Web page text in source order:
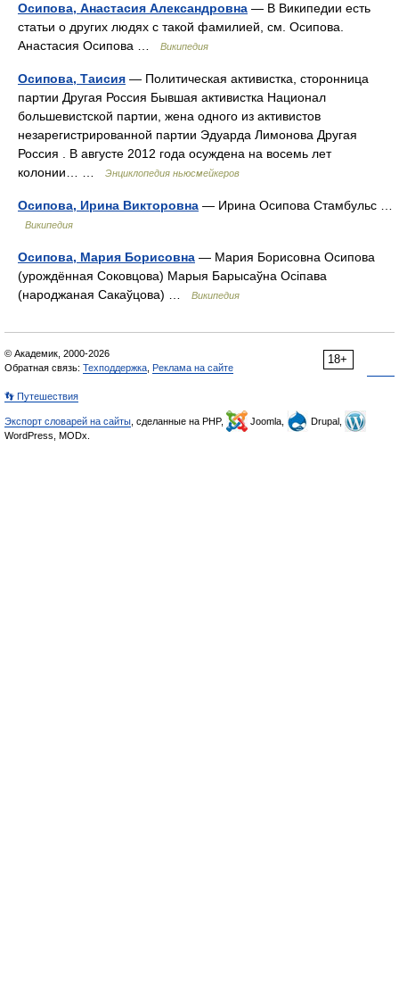
Осипова, Анастасия Александровна — В Википедии есть
статьи о других людях с такой фамилией, см. Осипова.
Анастасия Осипова …
Википедия
Осипова, Таисия — Политическая активистка, сторонница
партии Другая Россия Бывшая активистка Национал
большевистской партии, жена одного из активистов
незарегистрированной партии Эдуарда Лимонова Другая
Россия . В августе 2012 года осуждена на восемь лет
колонии… …
Энциклопедия ньюсмейкеров
Осипова, Ирина Викторовна — Ирина Осипова Стамбульс …
Википедия
Осипова, Мария Борисовна — Мария Борисовна Осипова
(урождённая Соковцова) Марыя Барысаўна Осiпава
(народжаная Сакаўцова) …
Википедия
18+
© Академик, 2000-2026
Обратная связь: Техподдержка Реклама на сайте
👣 Путешествия
Экспорт словарей на сайты , сделанные на PHP, Joomla,
Drupal,
WordPress, MODx.